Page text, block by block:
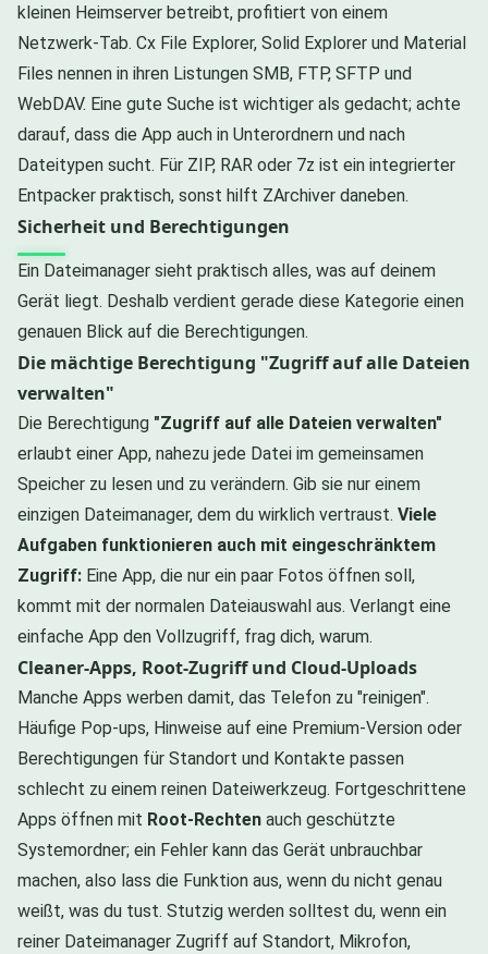
kleinen Heimserver betreibt, profitiert von einem
Netzwerk-Tab. Cx File Explorer, Solid Explorer und Material
Files nennen in ihren Listungen SMB, FTP, SFTP und
WebDAV. Eine gute Suche ist wichtiger als gedacht; achte
darauf, dass die App auch in Unterordnern und nach
Dateitypen sucht. Für ZIP, RAR oder 7z ist ein integrierter
Entpacker praktisch, sonst hilft ZArchiver daneben.
Sicherheit und Berechtigungen
Ein Dateimanager sieht praktisch alles, was auf deinem
Gerät liegt. Deshalb verdient gerade diese Kategorie einen
genauen Blick auf die Berechtigungen.
Die mächtige Berechtigung "Zugriff auf alle Dateien
verwalten"
Die Berechtigung "Zugriff auf alle Dateien verwalten"
erlaubt einer App, nahezu jede Datei im gemeinsamen
Speicher zu lesen und zu verändern. Gib sie nur einem
einzigen Dateimanager, dem du wirklich vertraust. Viele
Aufgaben funktionieren auch mit eingeschränktem
Zugriff: Eine App, die nur ein paar Fotos öffnen soll,
kommt mit der normalen Dateiauswahl aus. Verlangt eine
einfache App den Vollzugriff, frag dich, warum.
Cleaner-Apps, Root-Zugriff und Cloud-Uploads
Manche Apps werben damit, das Telefon zu "reinigen".
Häufige Pop-ups, Hinweise auf eine Premium-Version oder
Berechtigungen für Standort und Kontakte passen
schlecht zu einem reinen Dateiwerkzeug. Fortgeschrittene
Apps öffnen mit Root-Rechten auch geschützte
Systemordner; ein Fehler kann das Gerät unbrauchbar
machen, also lass die Funktion aus, wenn du nicht genau
weißt, was du tust. Stutzig werden solltest du, wenn ein
reiner Dateimanager Zugriff auf Standort, Mikrofon,